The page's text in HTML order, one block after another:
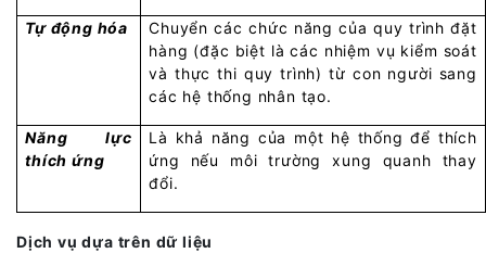
Tự động hóa
Chuyển các chức năng của quy trình đặt
hàng (đặc biệt là các nhiệm vụ kiểm soát
và thực thi quy trình) từ con người sang
các hệ thống nhân tạo.
Năng lực
thích ứng
Là khả năng của một hệ thống để thích
ứng nếu môi trường xung quanh thay
đổi.
Dịch vụ dựa trên dữ liệu